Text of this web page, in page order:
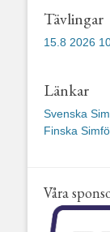
Tävlingar
15.8 2026
Länkar
Svenska
Finska
Våra